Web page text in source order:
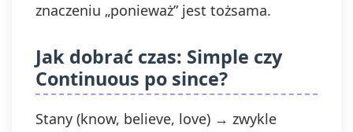
znaczeniu „ponieważ” jest tożsama.
Jak dobrać czas: Simple czy
Continuous po since?
Stany (know, believe, love) → zwykle